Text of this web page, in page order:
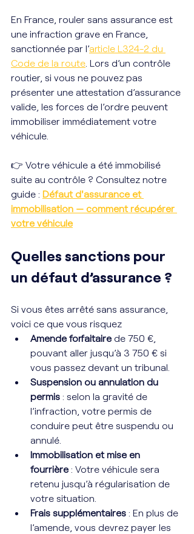
En France, rouler sans assurance est
une infraction grave en France,
sanctionnée par l’article L324-2 du
Code de la route . Lors d’un contrôle
routier, si vous ne pouvez pas
présenter une attestation d’assurance
valide, les forces de l’ordre peuvent
immobiliser immédiatement votre
véhicule.
👉 Votre véhicule a été immobilisé
suite au contrôle ? Consultez notre
guide : Défaut d'assurance et
immobilisation — comment récupérer
votre véhicule
Quelles sanctions pour
un défaut d’assurance ?
Si vous êtes arrêté sans assurance,
voici ce que vous risquez
Amende forfaitaire de 750 €,
pouvant aller jusqu’à 3 750 € si
vous passez devant un tribunal.
Suspension ou annulation du
permis : selon la gravité de
l’infraction, votre permis de
conduire peut être suspendu ou
annulé.
Immobilisation et mise en
fourrière : Votre véhicule sera
retenu jusqu’à régularisation de
votre situation.
Frais supplémentaires : En plus de
l’amende, vous devrez payer les